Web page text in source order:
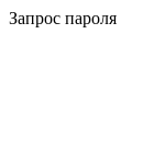
Запрос пароля